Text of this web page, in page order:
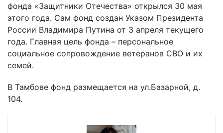
фонда «Защитники Отечества» открылся 30 мая
этого года. Сам фонд создан Указом Президента
России Владимира Путина от 3 апреля текущего
года. Главная цель фонда – персональное
социальное сопровождение ветеранов СВО и их
семей.
В Тамбове фонд размещается на ул.Базарной, д.
104.